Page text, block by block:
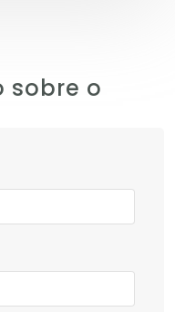
sobre o